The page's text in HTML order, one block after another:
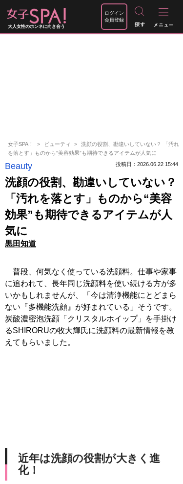
大人女性のホンネに向き合う
ログイン
会員登録
女子SPA！ ビューティ
洗顔の役割、勘違いしていない？ 「汚れ
を落とす」ものから“美容効果”も期待できるアイテムが人気に
Beauty 投稿日：2026.06.22 15:44
洗顔の役割、勘違いしていない？
「汚れを落とす」ものから“美容
効果”も期待できるアイテムが人
気に
黒田知道
普段、何気なく使っている洗顔料。仕事や家事
に追われて、長年同じ洗顔料を使い続ける方が多
いかもしれませんが、「今は清浄機能にとどまら
ない『多機能洗顔』が好まれている」そうです。
炭酸濃密泡洗顔「クリスタルホイップ」を手掛け
るSHIRORUの牧大輝氏に洗顔料の最新情報を教
えてもらいました。
近年は洗顔の役割が大きく進
化！